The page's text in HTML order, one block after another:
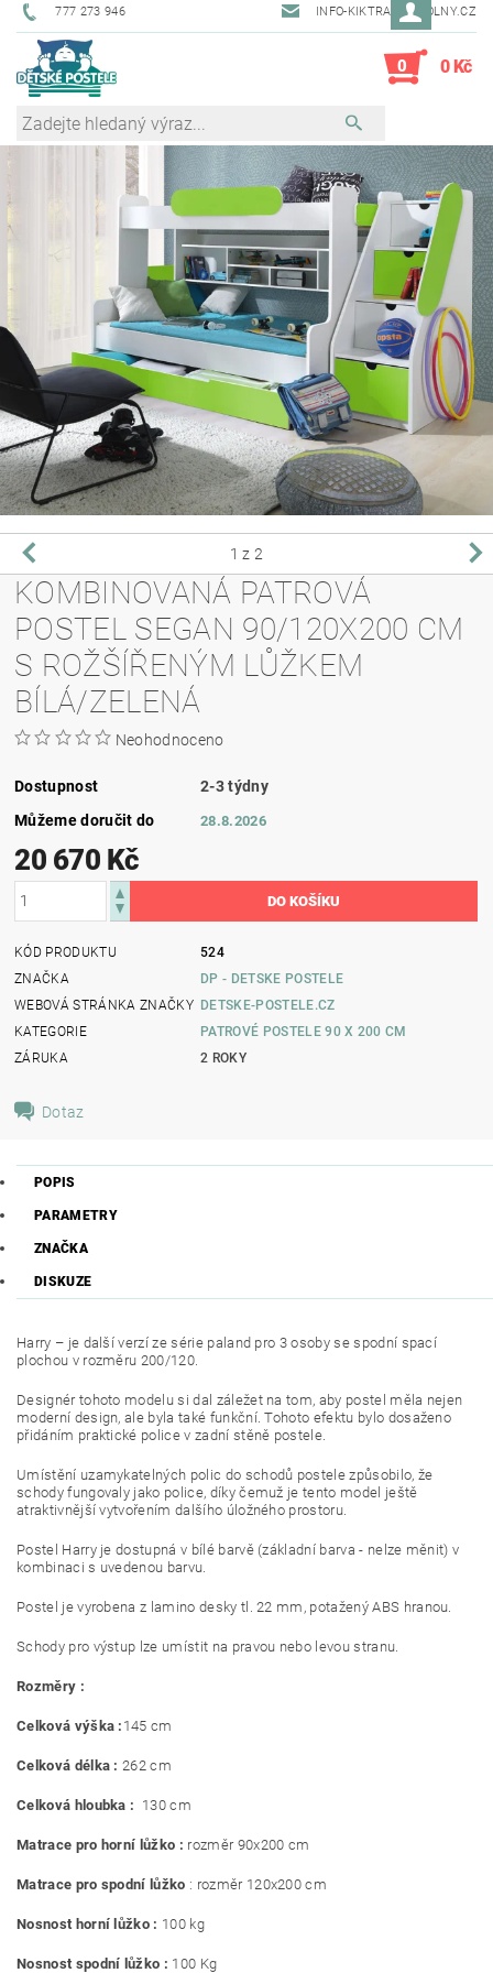
777 273 946 INFO-KIKTRADE@VOLNY.CZ
0 0 Kč
1 z 2
KOMBINOVANÁ PATROVÁ
POSTEL SEGAN 90/120X200 CM
S ROŽŠÍŘENÝM LŮŽKEM
BÍLÁ/ZELENÁ
Neohodnoceno
Dostupnost
2-3 týdny
Můžeme doručit do
28.8.2026
20 670 Kč
KÓD PRODUKTU
524
ZNAČKA
DP - DETSKE POSTELE
WEBOVÁ STRÁNKA ZNAČKY DETSKE-POSTELE.CZ
KATEGORIE
PATROVÉ POSTELE 90 X 200 CM
ZÁRUKA
2 ROKY
Dotaz
POPIS
PARAMETRY
ZNAČKA
DISKUZE
Harry – je další verzí ze série paland pro 3 osoby se spodní spací
plochou v rozměru 200/120.
Designér tohoto modelu si dal záležet na tom, aby postel měla nejen
moderní design, ale byla také funkční. Tohoto efektu bylo dosaženo
přidáním praktické police v zadní stěně postele.
Umístění uzamykatelných polic do schodů postele způsobilo, že
schody fungovaly jako police, díky čemuž je tento model ještě
atraktivnější vytvořením dalšího úložného prostoru.
Postel Harry je dostupná v bílé barvě (základní barva - nelze měnit) v
kombinaci s uvedenou barvu.
Postel je vyrobena z lamino desky tl. 22 mm, potažený ABS hranou.
Schody pro výstup lze umístit na pravou nebo levou stranu.
Rozměry :
Celková výška : 145 cm
Celková délka : 262 cm
Celková hloubka : 130 cm
Matrace pro horní lůžko : rozměr 90x200 cm
Matrace pro spodní lůžko : rozměr 120x200 cm
Nosnost horní lůžko : 100 kg
Nosnost spodní lůžko : 100 Kg